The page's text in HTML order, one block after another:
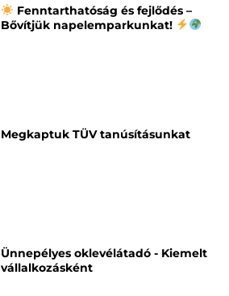
Fenntarthatóság és fejlődés –
Bővítjük napelemparkunkat!
Megkaptuk TÜV tanúsításunkat
Ünnepélyes oklevélátadó - Kiemelt
vállalkozásként